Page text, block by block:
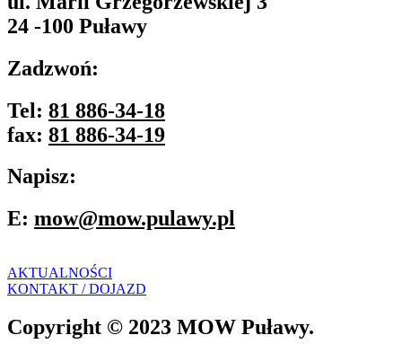
24 -100 Puławy
Zadzwoń:
Tel: 81 886-34-18
fax: 81 886-34-19
Napisz:
E: mow@mow.pulawy.pl
AKTUALNOŚCI
KONTAKT / DOJAZD
Copyright © 2023 MOW Puławy.